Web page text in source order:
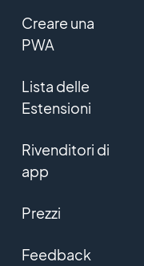
Creare una
PWA
Lista delle
Estensioni
Rivenditori di
app
Prezzi
Feedback